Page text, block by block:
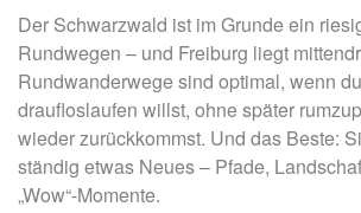
Der Schwarzwald ist im Grunde ein
Rundwegen – und Freiburg liegt
Rundwanderwege sind optimal, wenn
draufloslaufen willst, ohne später
wieder zurückkommst. Und das Beste:
ständig etwas Neues – Pfade,
„Wow“-Momente.